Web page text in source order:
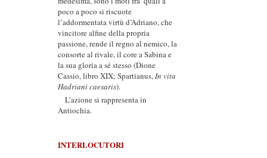
poco a poco si riscuote
l’addormentata virtù d’Adriano, che
vincitore alfine della propria
passione, rende il regno al nemico, la
consorte al rivale, il core a Sabina e
la sua gloria a sé stesso (Dione
Cassio, libro XIX; Spartianus,In vita
Hadriani caesaris).
L’azione si rappresenta in
Antiochia.
INTERLOCUTORI